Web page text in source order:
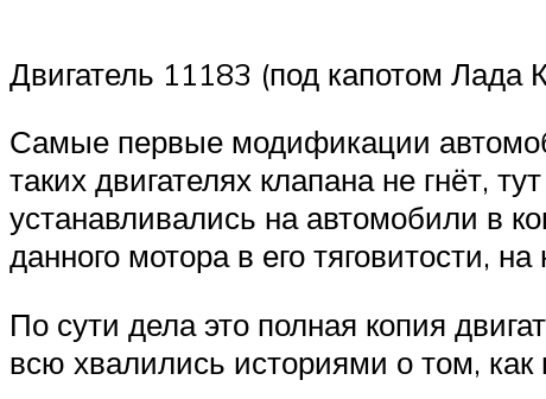
Двигатель 11183 (под капотом Лада
Самые первые модификации
таких двигателях клапана не гнёт,
устанавливались на автомобили в
данного мотора в его тяговитости,
По сути дела это полная копия
всю хвалились историями о том,